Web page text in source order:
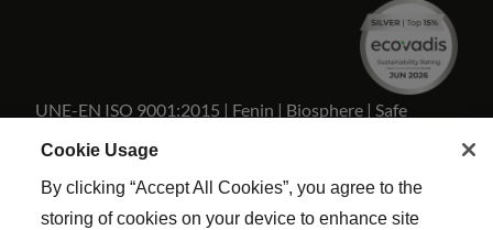
UNE-EN ISO 9001:2015 | Fenin | Biosphere | Safe
Travels
Cookie Usage
By clicking “Accept All Cookies”, you agree to the
storing of cookies on your device to enhance site